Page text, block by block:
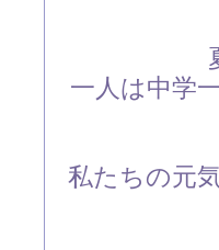
一人は中学
私たちの元